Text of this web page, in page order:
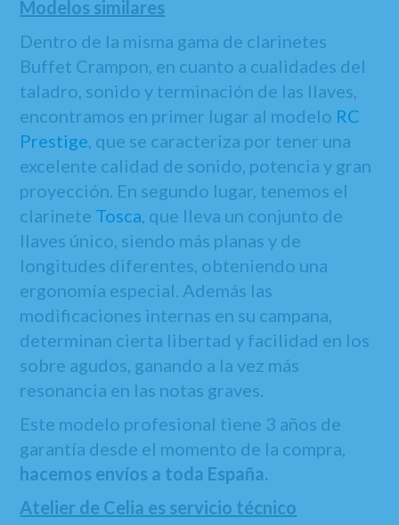
Modelos similares
Dentro de la misma gama de clarinetes
Buffet Crampon, en cuanto a cualidades del
taladro, sonido y terminación de las llaves,
encontramos en primer lugar al modelo RC
Prestige, que se caracteriza por tener una
excelente calidad de sonido, potencia y gran
proyección. En segundo lugar, tenemos el
clarinete Tosca, que lleva un conjunto de
llaves único, siendo más planas y de
longitudes diferentes, obteniendo una
ergonomía especial. Además las
modificaciones internas en su campana,
determinan cierta libertad y facilidad en los
sobre agudos, ganando a la vez más
resonancia en las notas graves.
Este modelo profesional tiene 3 años de
garantía desde el momento de la compra,
hacemos envíos a toda España.
Atelier de Celia es servicio técnico